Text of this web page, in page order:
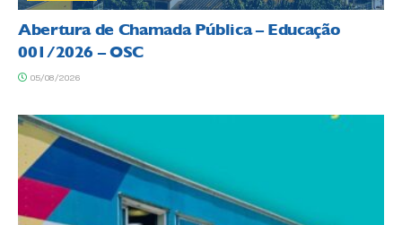
Abertura de Chamada Pública – Educação
001/2026 – OSC
05/08/2026